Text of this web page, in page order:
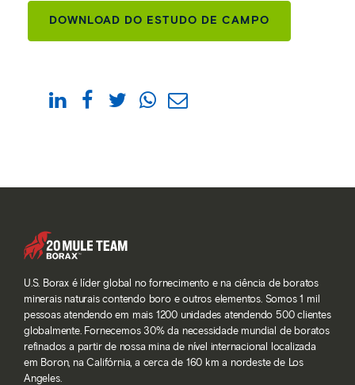
DOWNLOAD DO ESTUDO DE CAMPO
U.S. Borax é líder global no fornecimento e na ciência de boratos
minerais naturais contendo boro e outros elementos. Somos 1 mil
pessoas atendendo em mais 1200 unidades atendendo 500 clientes
globalmente. Fornecemos 30% da necessidade mundial de boratos
refinados a partir de nossa mina de nível internacional localizada
em Boron, na Califórnia, a cerca de 160 km a nordeste de Los
Angeles.